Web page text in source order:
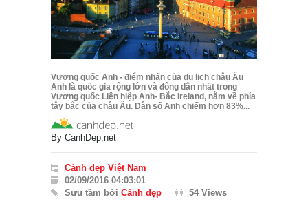
Vương quốc Anh - điểm nhấn của du lịch châu Âu
Anh là quốc gia rộng lớn và đông dân nhất trong
Vương quốc Liên hiệp Anh- Bắc Ireland, nằm về phía
tây bắc của châu Âu. Dân số Anh chiếm hơn 83%...
By CanhDep.net
Cảnh đẹp Việt Nam
02/09/2016 04:03:01
Sưu tầm bởi Cảnh đẹp 54 Views